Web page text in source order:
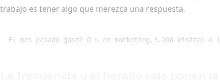
trabajo es tener algo que merezca una respuesta.
El mes pasado gasté 0 $ en marketing.3.200 visitas a